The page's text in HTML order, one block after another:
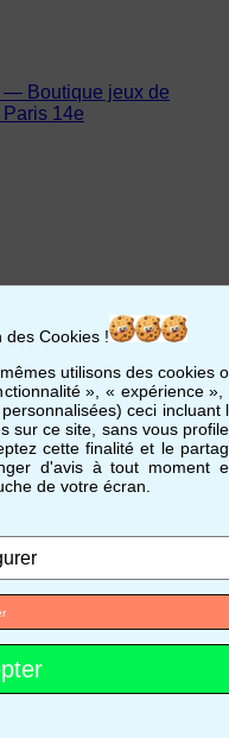
— Boutique jeux de
14e
des Cookies !
utilisons des cookies
», « expérience »,
ceci incluant
sur ce site, sans vous
cette finalité et le
d'avis à tout moment
de votre écran.